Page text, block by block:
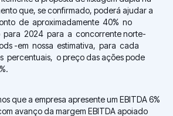
que, se confirmado, poderá ajudar a
de aproximadamente 40% no
para 2024 para a concorrente norte-
-em nossa estimativa, para cada
o preço das ações pode
que a empresa apresente um EBITDA 6%
avanço da margem EBITDA apoiado